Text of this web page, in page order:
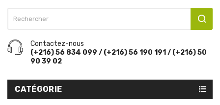
Contactez-nous
(+216) 56 834 099 / (+216) 56 190 191 / (+216) 50
90 39 02
CATÉGORIE